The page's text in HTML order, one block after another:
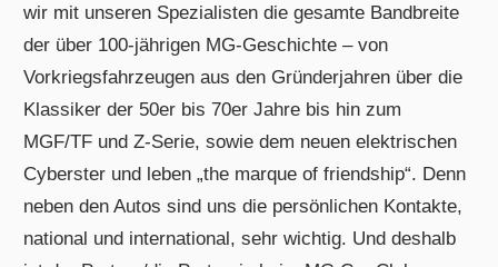
wir mit unseren Spezialisten die gesamte Bandbreite
der über 100-jährigen MG-Geschichte – von
Vorkriegsfahrzeugen aus den Gründerjahren über die
Klassiker der 50er bis 70er Jahre bis hin zum
MGF/TF und Z-Serie, sowie dem neuen elektrischen
Cyberster und leben „the marque of friendship“. Denn
neben den Autos sind uns die persönlichen Kontakte,
national und international, sehr wichtig. Und deshalb